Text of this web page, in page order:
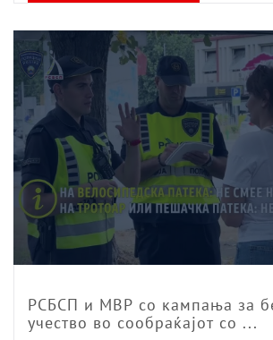
РСБСП и МВР со кампања за
учество во сообраќајот со ...